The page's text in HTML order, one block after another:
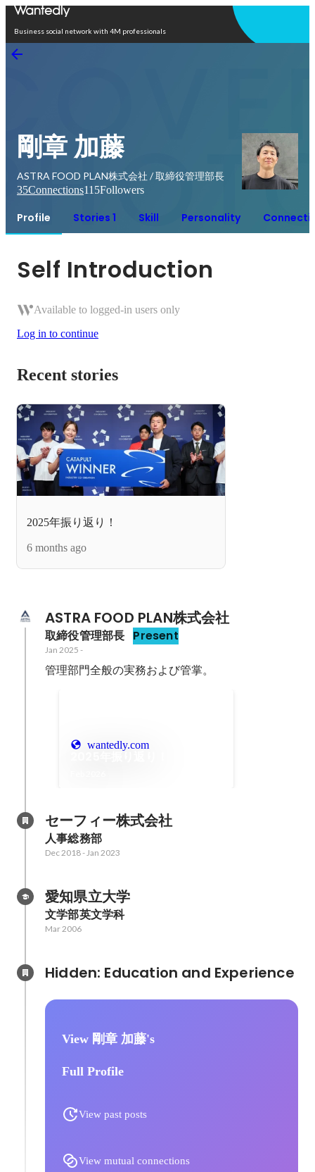
Business social network with 4M professionals
剛章 加藤
ASTRA FOOD PLAN株式会社 / 取締役管理部長
35Connections115Followers
Profile Stories 1 Skill Personality
Self Introduction
Available to logged-in users only
Log in to continue
Recent stories
2025年振り返り！
6 months ago
ASTRA FOOD PLAN株式会社
取締役管理部長 Present
Jan 2025 -
管理部門全般の実務および管掌。
wantedly.com
セーフィー株式会社
人事総務部
Dec 2018- Jan 2023
愛知県立大学
文学部英文学科
Mar 2006
View 剛章 加藤's
Full Profile
View past posts
View mutual connections